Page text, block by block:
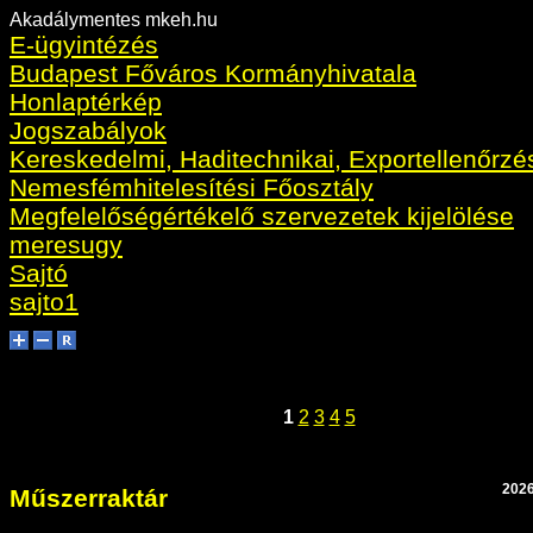
Akadálymentes mkeh.hu
E-ügyintézés
Budapest Főváros Kormányhivatala
Honlaptérkép
Jogszabályok
Kereskedelmi, Haditechnikai,
Nemesfémhitelesítési Főosztály
Megfelelőségértékelő szervezetek kijelölése
meresugy
Sajtó
sajto1
1 2 3 4 5
Műszerraktár